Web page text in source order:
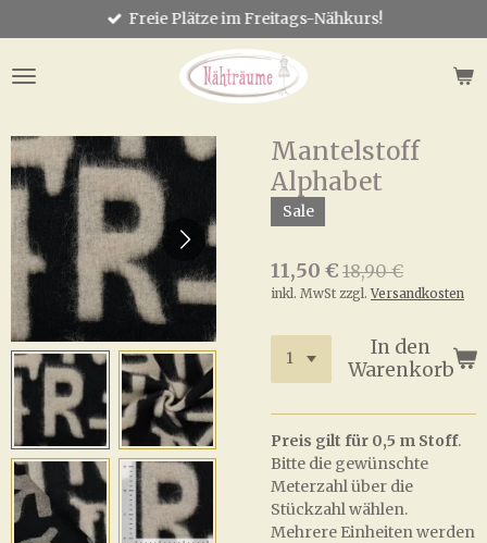
Hauptinhalt
springen
Freie Plätze im Freitags-Nähkurs!
Mantelstoff
Alphabet
Sale
11,50 € 18,90 €
inkl. MwSt zzgl.Versandkosten
In den
Warenkorb
Preis gilt für 0,5 m Stoff.
Bitte die gewünschte
Meterzahl über die
Stückzahl wählen.
Mehrere Einheiten werden